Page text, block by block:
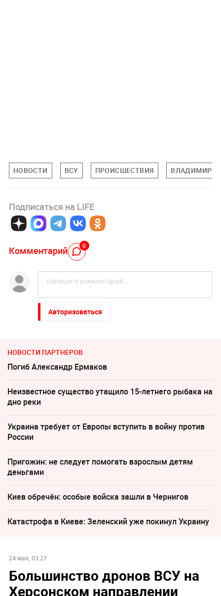
НОВОСТИ ВСУ ПРОИСШЕСТВИЯ
Подписаться на LIFE
Комментарий 0
Авторизоваться
НОВОСТИ ПАРТНЕРОВ
Погиб Александр Ермаков
Неизвестное существо утащило 15-летнего рыбака на
дно реки
Украина требует от Европы вступить в войну против
России
Пригожин: не следует помогать взрослым детям
деньгами
Киев обречён: особые войска зашли в Чернигов
Катастрофа в Киеве: Зеленский уже покинул Украину
24 мая, 03:27
Большинство дронов ВСУ на
Херсонском направлении